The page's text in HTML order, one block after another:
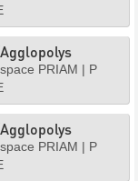
PRIAM | P
PRIAM | P